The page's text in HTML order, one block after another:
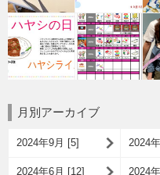
月別アーカイブ
2024年9月 [5] 2024
2024年6月 [12] 2024